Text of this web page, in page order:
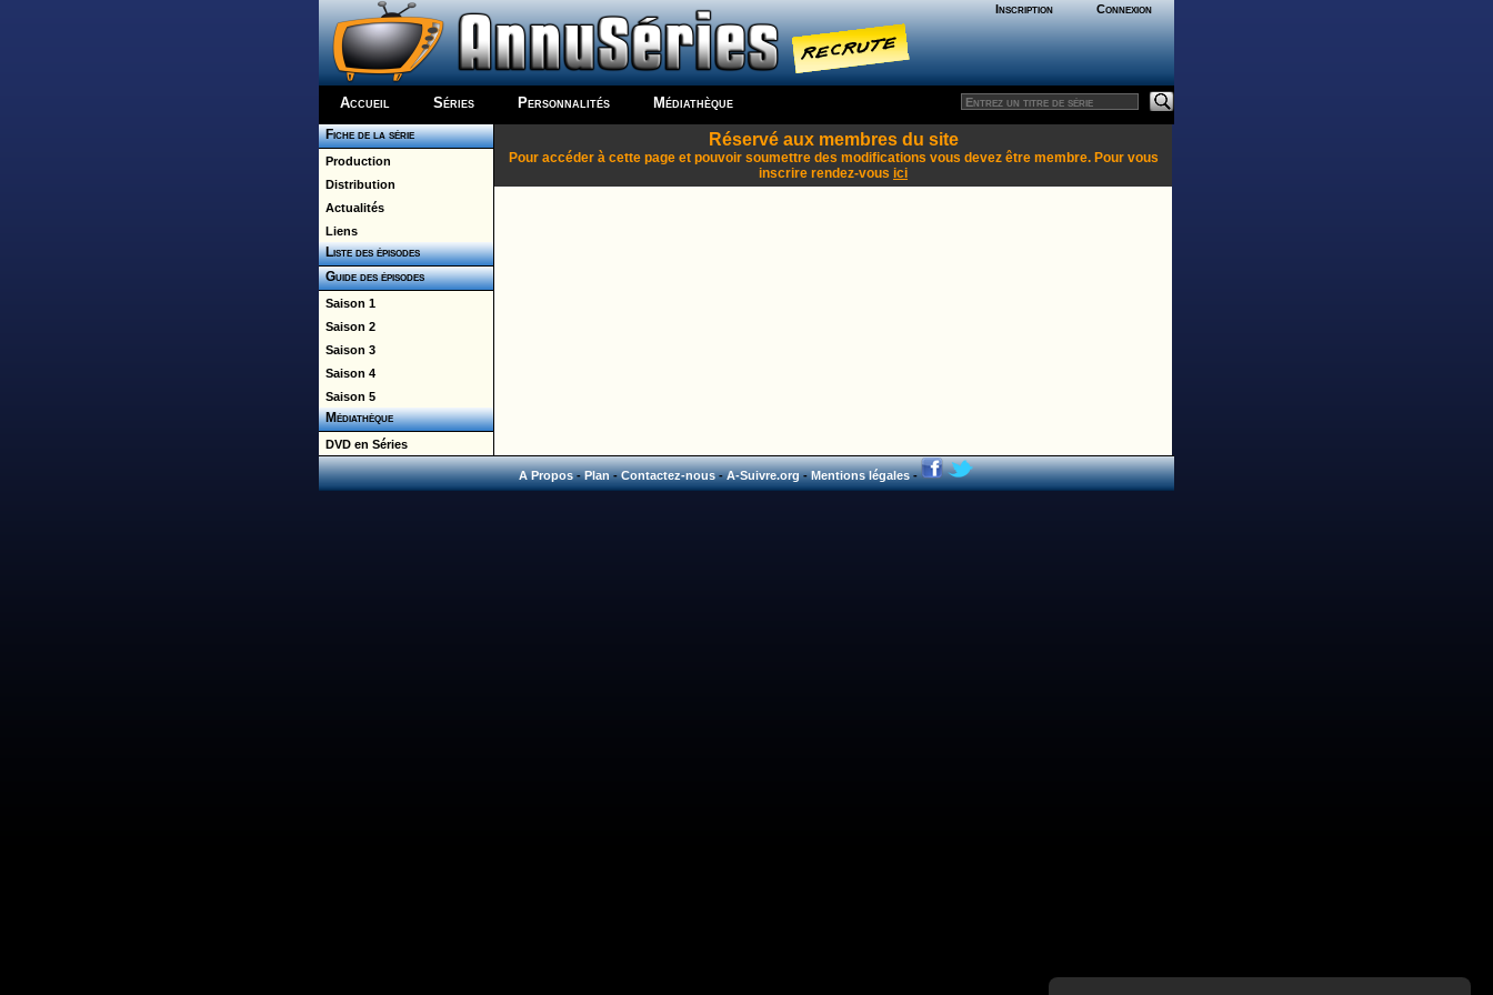
Inscription Connexion
Accueil Séries Personnalités Médiathèque
Fiche de la série
Production
Distribution
Actualités
Liens
Liste des épisodes
Guide des épisodes
Saison 1
Saison 2
Saison 3
Saison 4
Saison 5
Médiathèque
DVD en Séries
Réservé aux membres du site
Pour accéder à cette page et pouvoir soumettre des modifications vous devez être membre. Pour vous
inscrire rendez-vous ici
A Propos-Plan-Contactez-nous-A-Suivre.org-Mentions légales-